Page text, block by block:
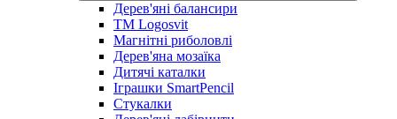
Дерев'яні балансири
TM Logosvit
Магнітні риболовлі
Дерев'яна мозаїка
Дитячі каталки
Іграшки SmartPencil
Стукалки